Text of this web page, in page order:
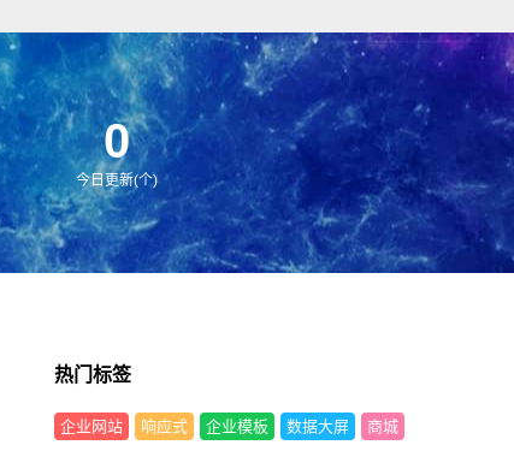
0
今日更新(个)
热门标签
企业网站 响应式 企业模板 数据大屏 商城